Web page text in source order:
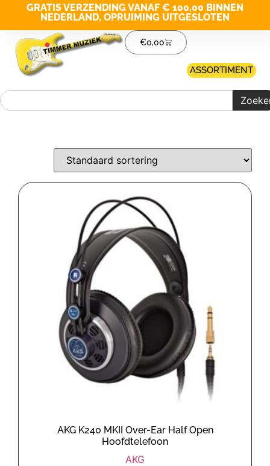
GRATIS VERZENDING VANAF € 100,00 BINNEN
NEDERLAND, OPRUIMING UITGESLOTEN
€0,00
ASSORTIMENT
Merk filter
AKG K240 MKII Over-Ear Half Open
Hoofdtelefoon
AKG